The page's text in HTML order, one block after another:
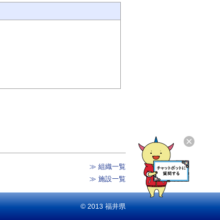
≫ 組織一覧
≫ 施設一覧
© 2013 福井県